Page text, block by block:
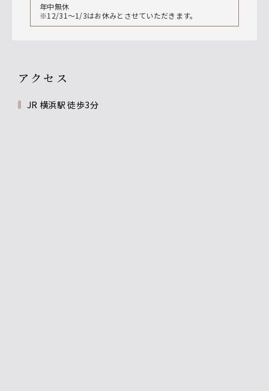
年中無休
※12/31～1/3はお休みとさせていただきます。
アクセス
JR 横浜駅 徒歩3分